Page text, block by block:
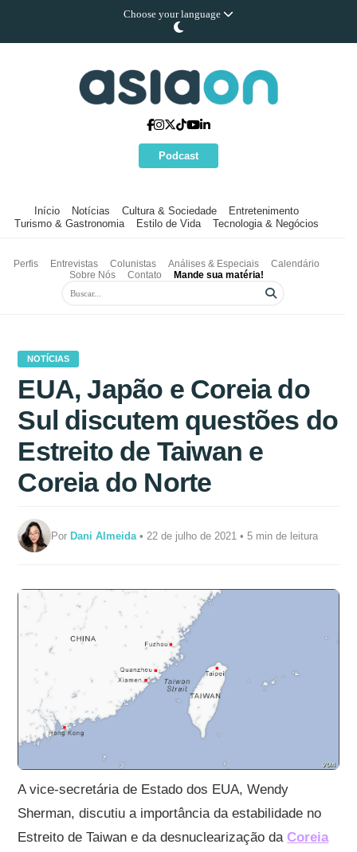
Choose your language
Podcast
Início Notícias Cultura & Sociedade
Entretenimento
Turismo & Gastronomia
Estilo de Vida Tecnologia & Negócios
Perfis Entrevistas Colunistas Análises & Especiais
Calendário
Sobre Nós
Contato Mande sua matéria!
NOTÍCIAS
EUA, Japão e Coreia do
Sul discutem questões do
Estreito de Taiwan e
Coreia do Norte
PorDani Almeida • 22 de julho de 2021 • 5 min de leitura
A vice-secretária de Estado dos EUA, Wendy
Sherman, discutiu a importância da estabilidade no
Estreito de Taiwan e da desnuclearização daCoreia